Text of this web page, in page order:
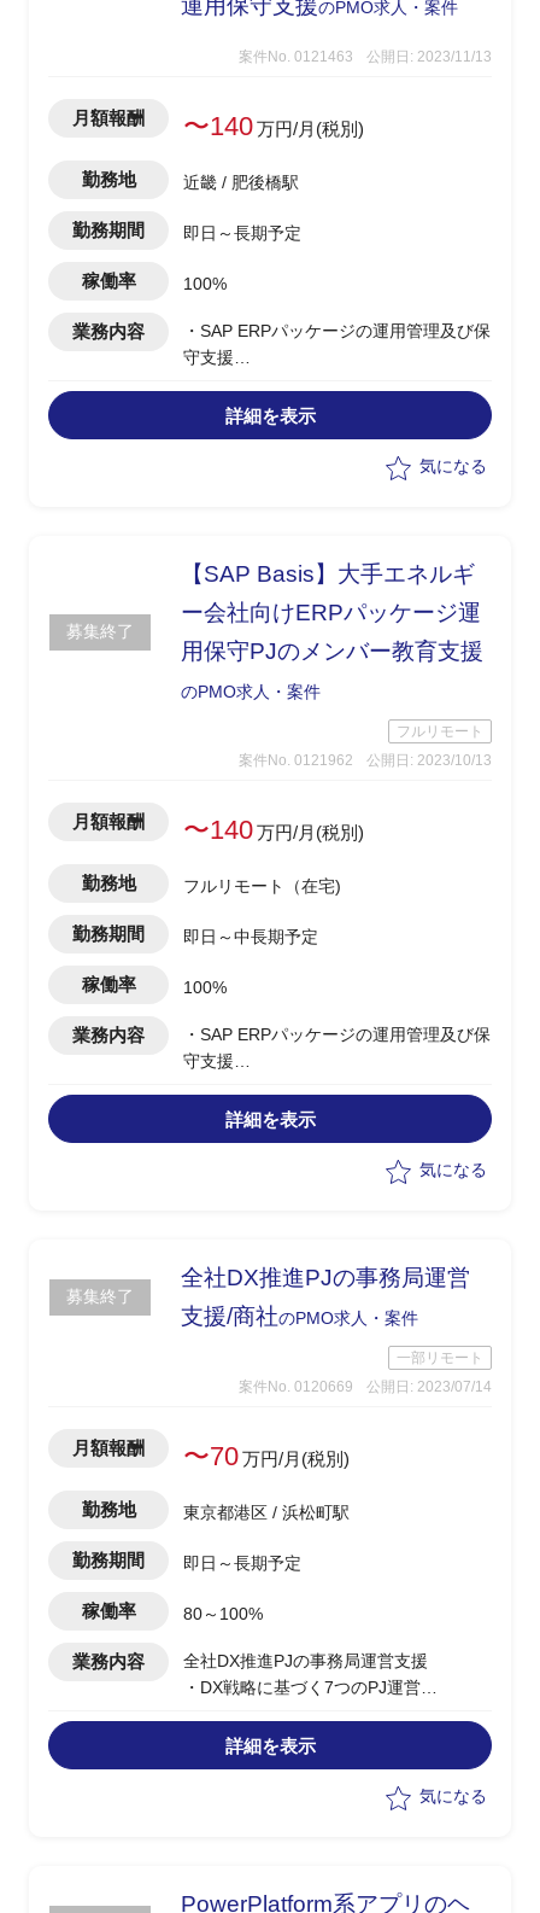
運用保守支援のPMO求人・案件
案件No. 0121463 公開日: 2023/11/13
月額報酬 〜140万円/月(税別)
勤務地 近畿 / 肥後橋駅
勤務期間 即日～長期予定
稼働率 100%
業務内容
・SAP ERPパッケージの運用管理及び保
守支援
・移送作業
・DB運用管理(再編成など)
・現場大阪のSAPメンバーへのBasis教
詳細を表示
気になる
募集終了
【SAP Basis】大手エネルギ
ー会社向けERPパッケージ運
用保守PJのメンバー教育支援
のPMO求人・案件
フルリモート
案件No. 0121962
公開日: 2023/10/13
月額報酬 〜140万円/月(税別)
勤務地 フルリモート（在宅)
勤務期間 即日～中長期予定
稼働率 100%
業務内容
・SAP ERPパッケージの運用管理及び保
守支援
・サーバーリプレイス、SAPバージョン
アップ、不具合修正、移送作業
・管理障害対応
詳細を表示
気になる
募集終了
全社DX推進PJの事務局運営
支援/商社のPMO求人・案件
一部リモート
案件No. 0120669
公開日: 2023/07/14
月額報酬 〜70万円/月(税別)
勤務地 東京都港区 / 浜松町駅
勤務期間 即日～長期予定
稼働率 80～100%
業務内容
全社DX推進PJの事務局運営支援
・DX戦略に基づく7つのPJ運営
DX推進活動の運営管理支援
―進捗/予算管理、課題管理、定例会議運
詳細を表示
気になる
PowerPlatform系アプリのヘ